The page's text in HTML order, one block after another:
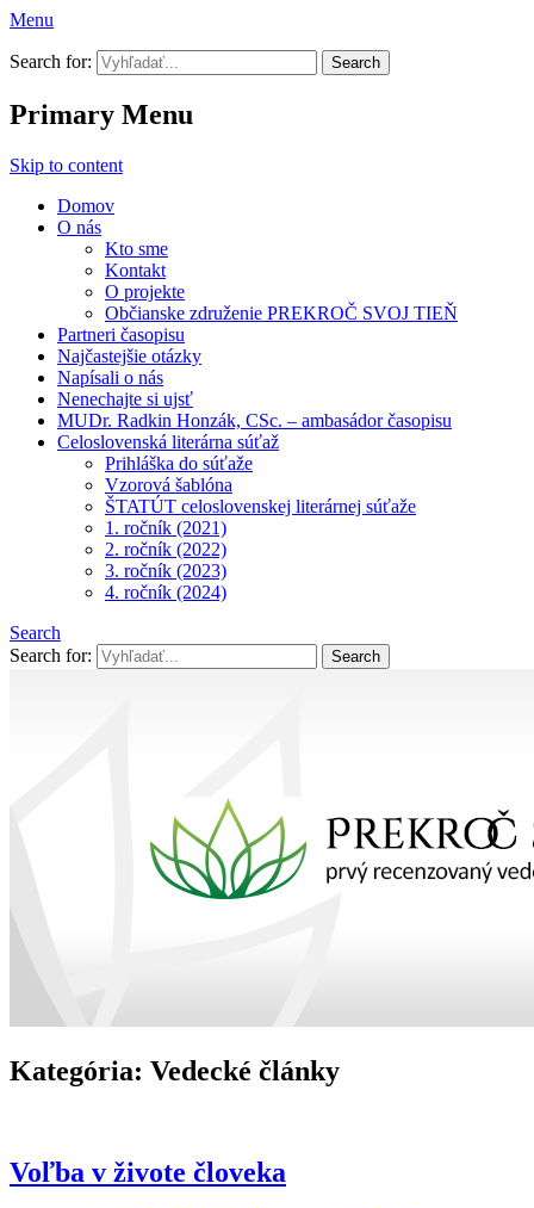
Menu
Prekroč svoj tieň
Search for:
Primary Menu
Skip to content
Domov
O nás
Kto sme
Kontakt
O projekte
Občianske združenie PREKROČ SVOJ TIEŇ
Partneri časopisu
Najčastejšie otázky
Napísali o nás
Nenechajte si ujsť
MUDr. Radkin Honzák, CSc. – ambasádor časopisu
Celoslovenská literárna súťaž
Prihláška do súťaže
Vzorová šablóna
ŠTATÚT celoslovenskej literárnej súťaže
1. ročník (2021)
2. ročník (2022)
3. ročník (2023)
4. ročník (2024)
Search
Search for:
Kategória: Vedecké články
Voľba v živote človeka